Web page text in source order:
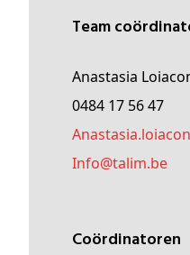
Team
Anastasia
0484 17 56 47
anastasia
Info@talim.be
Coördinatoren